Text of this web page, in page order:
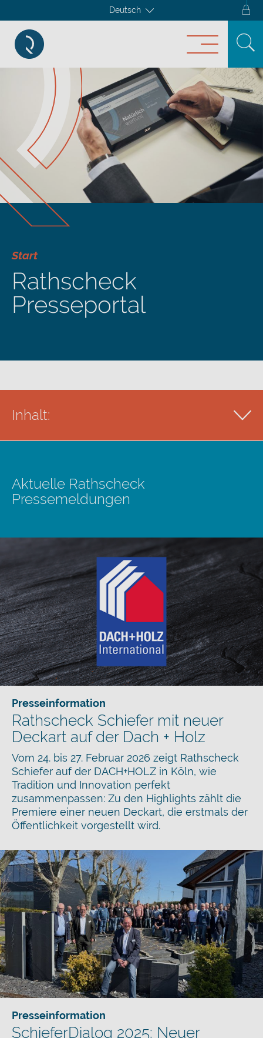
Deutsch
Start
Rathscheck
Presseportal
Inhalt:
Presse- & Projektberichte
Aktuelle Rathscheck
Pressemeldungen
Presseinformation
Rathscheck Schiefer mit neuer
Deckart auf der Dach + Holz
Vom 24. bis 27. Februar 2026 zeigt Rathscheck
Schiefer auf der DACH+HOLZ in Köln, wie
Tradition und Innovation perfekt
zusammenpassen: Zu den Highlights zählt die
Premiere einer neuen Deckart, die erstmals der
Öffentlichkeit vorgestellt wird.
Presseinformation
SchieferDialog 2025: Neuer